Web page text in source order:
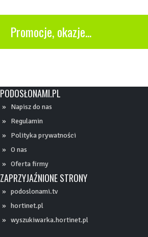
Promocje, okazje...
PODOSŁONAMI.PL
Napisz do nas
Regulamin
Polityka prywatności
O nas
Oferta firmy
ZAPRZYJAŹNIONE STRONY
podoslonami.tv
hortinet.pl
wyszukiwarka.hortinet.pl